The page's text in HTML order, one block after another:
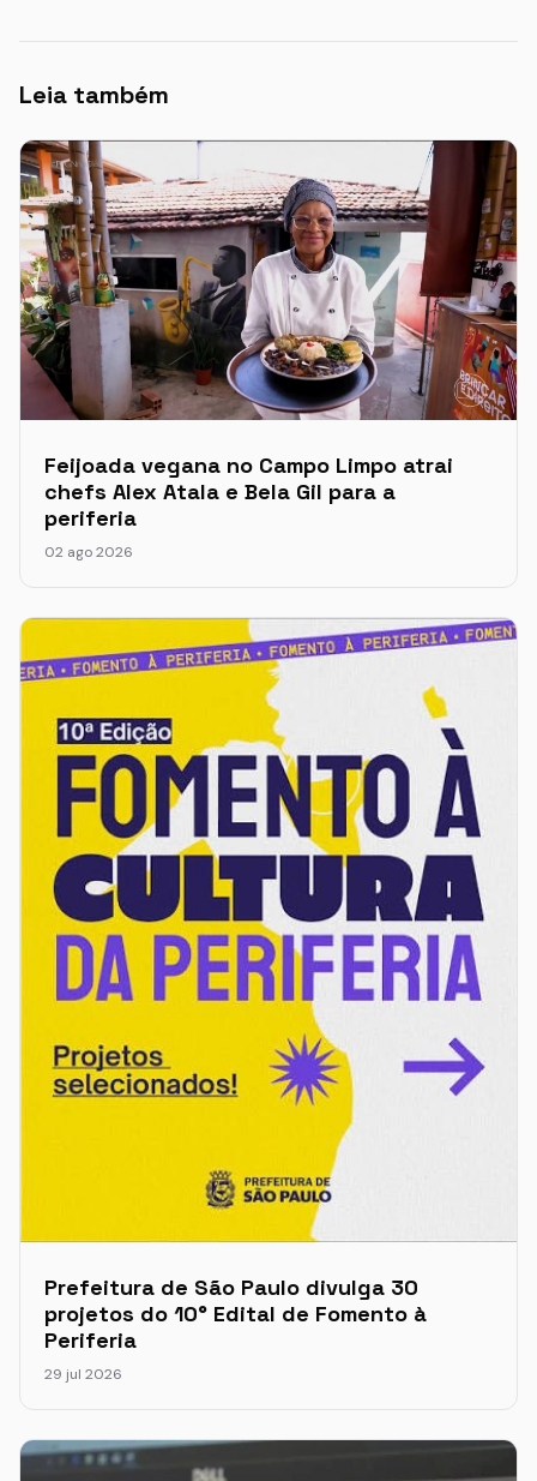
Leia também
Feijoada vegana no Campo Limpo atrai
chefs Alex Atala e Bela Gil para a
periferia
02 ago 2026
Prefeitura de São Paulo divulga 30
projetos do 10° Edital de Fomento à
Periferia
29 jul 2026